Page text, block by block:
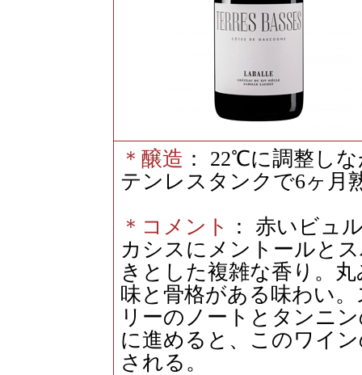
＊醸造 ： 22℃に調整し
テンレスタンクで6ヶ月
＊コメント
： 赤いビュ
カシスにメントールと
きとした複雑な香り。
味と骨格がある味わい
リーのノートとタンニ
に進めると、このワイ
される。